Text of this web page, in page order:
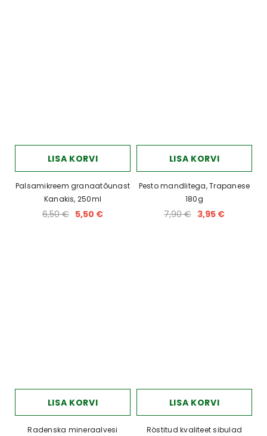
LISA KORVI
Palsamikreem granaatõunast
Kanakis, 250ml
6,50 € 5,50 €
LISA KORVI
Pesto mandlitega, Trapanese
180g
7,90 € 3,95 €
LISA KORVI
Radenska mineraalvesi
LISA KORVI
Röstitud kvaliteet sibulad